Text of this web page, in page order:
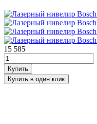
15 585